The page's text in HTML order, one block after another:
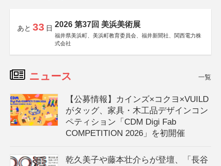
あと 33 日 2026 第37回 美浜美術展
福井県美浜町、美浜町教育委員会、福井新聞社、関西電力株
式会社
ニュース 一覧
【公募情報】カインズ×コクヨ×VUILD
がタッグ、家具・木工品デザインコン
ペティション「CDM Digi Fab
COMPETITION 2026」を初開催
乾久美子や藤本壮介らが登壇、「長谷